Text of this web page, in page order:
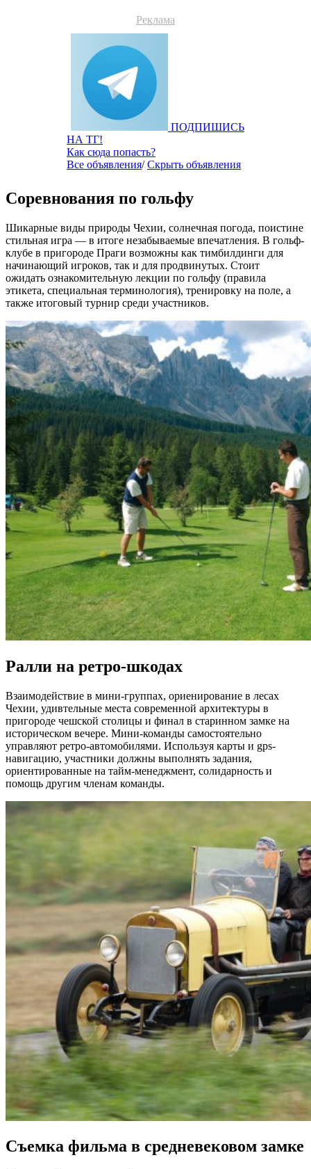
Реклама
ПОДПИШИСЬ
НА ТГ!
Как сюда попасть?
Все объявления/Скрыть объявления
Соревнования по гольфу
Шикарные виды природы Чехии, солнечная погода, поистине
стильная игра — в итоге незабываемые впечатления. В гольф-
клубе в пригороде Праги возможны как тимбилдинги для
начинающий игроков, так и для продвинутых. Стоит
ожидать ознакомительную лекции по гольфу (правила
этикета, специальная терминология), тренировку на поле, а
также итоговый турнир среди участников.
Ралли на ретро-шкодах
Взаимодействие в мини-группах, ориенирование в лесах
Чехии, удивтельные места современной архитектуры в
пригороде чешской столицы и финал в старинном замке на
историческом вечере. Мини-команды самостоятельно
управляют ретро-автомобилями. Используя карты и gps-
навигацию, участники должны выполнять задания,
ориентированные на тайм-менеджмент, солидарность и
помощь другим членам команды.
Съемка фильма в средневековом замке